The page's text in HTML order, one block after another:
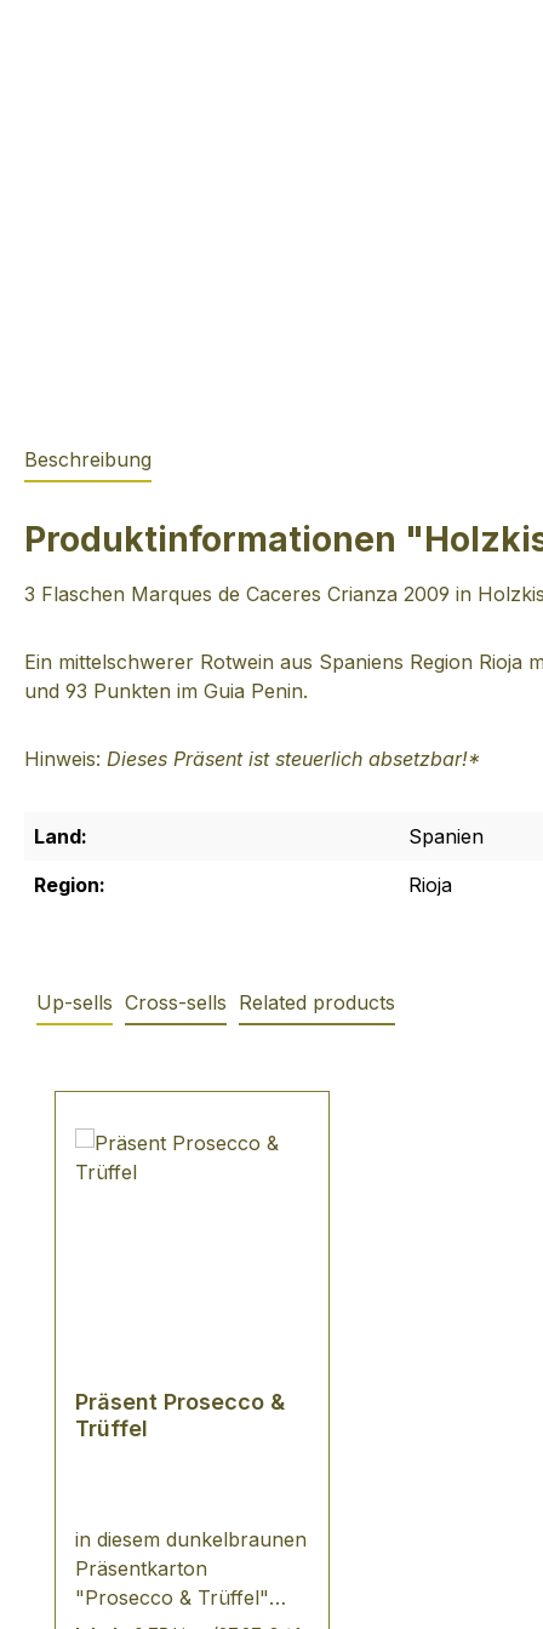
Beschreibung
Produktinformationen
3 Flaschen Marques de Caceres Crianza 2009 in
Ein mittelschwerer Rotwein aus Spaniens Region
und 93 Punkten im Guia Penin.
Hinweis: Dieses Präsent ist steuerlich absetzbar!*
Land:
Spanien
Region:
Rioja
Up-sells Cross-sells Related products
Präsent Prosecco &
Trüffel
in diesem dunkelbraunen
Präsentkarton
"Prosecco & Trüffel"